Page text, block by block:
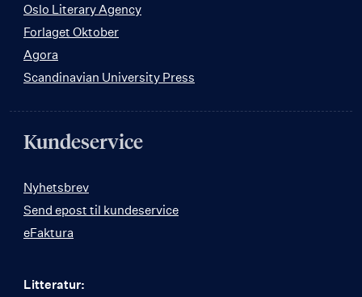
Oslo Literary Agency
Forlaget Oktober
Agora
Scandinavian University Press
Kundeservice
Nyhetsbrev
Send epost til kundeservice
eFaktura
Litteratur: